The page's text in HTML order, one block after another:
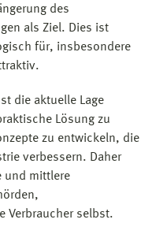
des
als Ziel. Dies ist
für, insbesondere
die aktuelle Lage
Lösung zu
zu entwickeln, die
verbessern. Daher
und mittlere
Verbraucher selbst.